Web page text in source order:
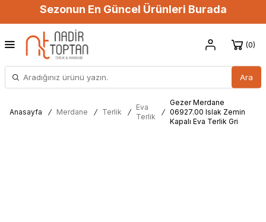
Sezonun En Güncel Ürünleri Burada
Ara
0
Anasayfa / Merdane / Terlik /
Eva
Terlik
/
Gezer Merdane
06927.00 Islak Zemin
Kapalı Eva Terlik Gri